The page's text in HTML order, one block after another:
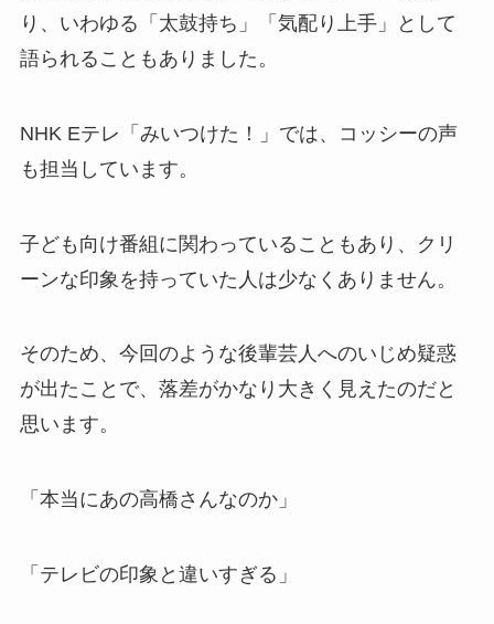
り、いわゆる「太鼓持ち」「気配り上手」として
語られることもありました。
NHK Eテレ「みいつけた！」では、コッシーの声
も担当しています。
子ども向け番組に関わっていることもあり、クリ
ーンな印象を持っていた人は少なくありません。
そのため、今回のような後輩芸人へのいじめ疑惑
が出たことで、落差がかなり大きく見えたのだと
思います。
「本当にあの高橋さんなのか」
「テレビの印象と違いすぎる」